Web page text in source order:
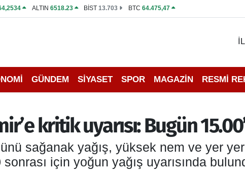
ALTIN 6518.23 BİST13.703 BTC 64.475,47
GÜNDEM SİYASET SPOR MAGAZİN RESMİ
kritik uyarısı: Bugün
sağanak yağış, yüksek nem ve yer
için yoğun yağış uyarısında